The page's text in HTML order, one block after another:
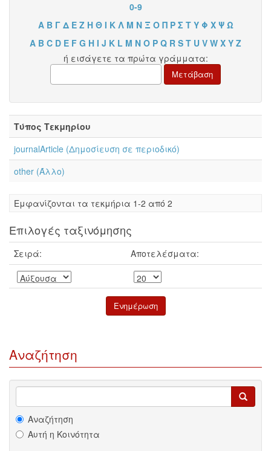
0-9
Α Β Γ Δ Ε Ζ Η Θ Ι Κ Λ Μ Ν Ξ Ο Π Ρ Σ Τ Υ Φ Χ Ψ Ω
A B C D E F G H I J K L M N O P Q R S T U V W X Y Z
ή εισάγετε τα πρώτα γράμματα:
Τύπος Τεκμηρίου
journalArticle (Δημοσίευση σε περιοδικό)
other (Άλλο)
Eμφανίζονται τα τεκμήρια 1-2 από 2
Επιλογές ταξινόμησης
Σειρά: Αποτελέσματα:
Αναζήτηση
Αναζήτηση
Αυτή η Κοινότητα